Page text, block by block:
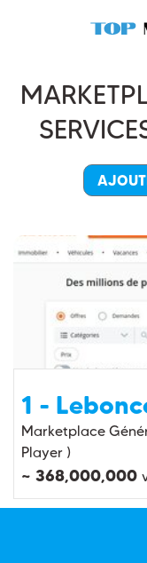
1 -
Marketplace
Player )
~ 368,000,000